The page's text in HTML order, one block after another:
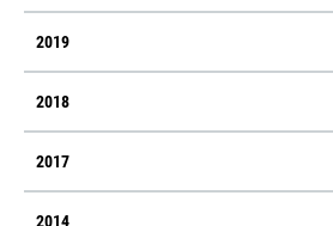
2019
2018
2017
2014